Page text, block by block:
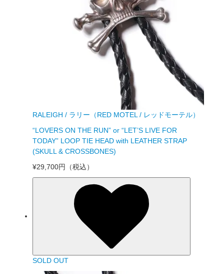
RALEIGH / ラリー（RED MOTEL / レッドモーテル）
“LOVERS ON THE RUN” or “LET’S LIVE FOR
TODAY” LOOP TIE HEAD with LEATHER STRAP
(SKULL & CROSSBONES)
¥29,700円
（税込）
SOLD OUT